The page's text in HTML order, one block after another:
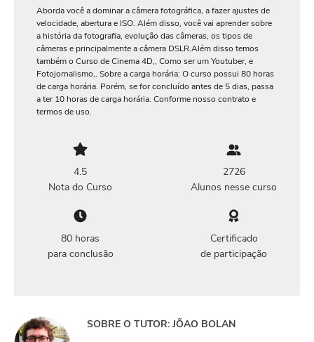
Aborda você a dominar a câmera fotográfica, a fazer ajustes de
velocidade, abertura e ISO. Além disso, você vai aprender sobre
a história da fotografia, evolução das câmeras, os tipos de
câmeras e principalmente a câmera DSLR.Além disso temos
também o Curso de Cinema 4D,, Como ser um Youtuber, e
Fotojornalismo,. Sobre a carga horária: O curso possui 80 horas
de carga horária. Porém, se for concluído antes de 5 dias, passa
a ter 10 horas de carga horária. Conforme nosso contrato e
termos de uso.
4.5
Nota do Curso
2726
Alunos nesse curso
80 horas
para conclusão
Certificado
de participação
SOBRE O TUTOR: JÕAO BOLAN